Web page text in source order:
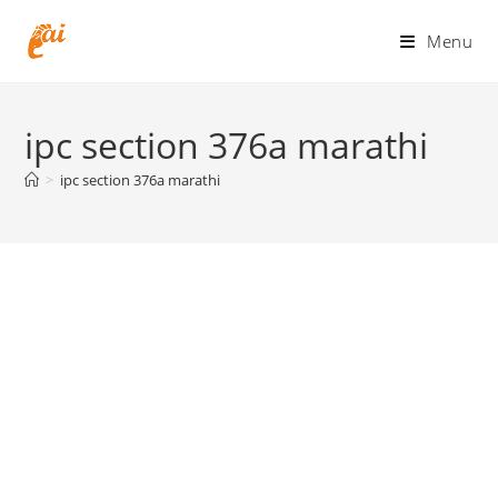
Menu
ipc section 376a marathi
> ipc section 376a marathi